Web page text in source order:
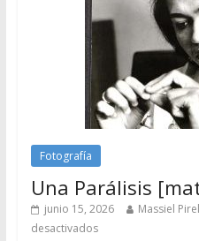
Fotografía
Una Parálisis
junio 15, 2026 Massiel
desactivados